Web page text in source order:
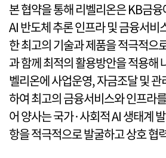
본 협약을 통해 리벨리온은 KB금
AI 반도체 추론 인프라 및 금융서비
한 최고의 기술과 제품을 적극적으
과 함께 최적의 활용방안을 적용해
벨리온에 사업운영, 자금조달 및
하여 최고의 금융서비스와 인프라
어 양사는 국가·사회적 AI 생태계
항을 적극적으로 발굴하고 상호 협